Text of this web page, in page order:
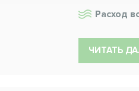
Расход
ЧИТАТЬ